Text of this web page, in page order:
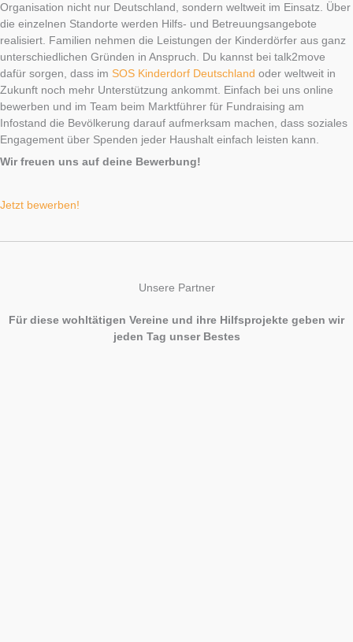
Organisation nicht nur Deutschland, sondern weltweit im Einsatz. Über
die einzelnen Standorte werden Hilfs- und Betreuungsangebote
realisiert. Familien nehmen die Leistungen der Kinderdörfer aus ganz
unterschiedlichen Gründen in Anspruch. Du kannst bei talk2move
dafür sorgen, dass im SOS Kinderdorf Deutschland oder weltweit in
Zukunft noch mehr Unterstützung ankommt. Einfach bei uns online
bewerben und im Team beim Marktführer für Fundraising am
Infostand die Bevölkerung darauf aufmerksam machen, dass soziales
Engagement über Spenden jeder Haushalt einfach leisten kann.
Wir freuen uns auf deine Bewerbung!
Jetzt bewerben!
Unsere Partner
Für diese wohltätigen Vereine und ihre Hilfsprojekte geben wir
jeden Tag unser Bestes